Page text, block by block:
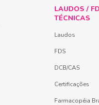
LAUDOS /
TÉCNICAS
Laudos
FDS
DCB/CAS
Certificações
Farmacopéia